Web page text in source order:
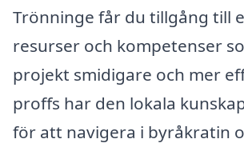
Trönninge får du tillgång till
resurser och kompetenser
projekt smidigare och mer
proffs har den lokala
för att navigera i byråkratin